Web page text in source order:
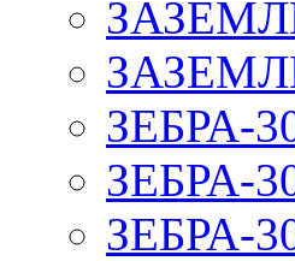
ЗЕБРА-
ЗЕБРА-
ЗЕБРА-